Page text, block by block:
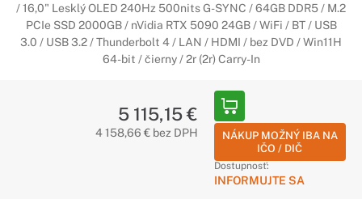
/ 16,0" Lesklý OLED 240Hz 500nits G-SYNC / 64GB DDR5 / M.2
PCIe SSD 2000GB / nVidia RTX 5090 24GB / WiFi / BT / USB
3.0 / USB 3.2 / Thunderbolt 4 / LAN / HDMI / bez DVD / Win11H
64-bit / čierny / 2r (2r) Carry-In
5 115,15 €
4 158,66 € bez DPH
NÁKUP MOŽNÝ IBA NA
IČO / DIČ
Dostupnosť:
INFORMUJTE SA